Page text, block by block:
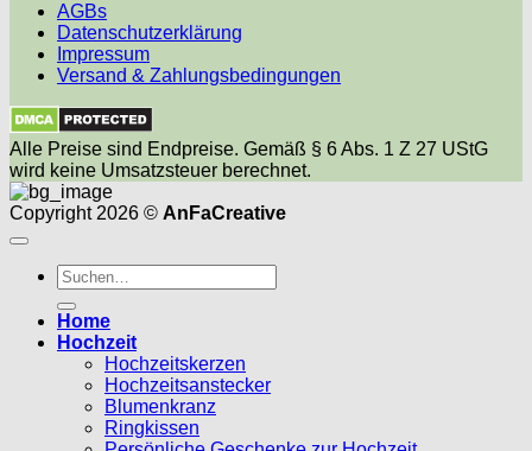
AGBs
Datenschutzerklärung
Impressum
Versand & Zahlungsbedingungen
Alle Preise sind Endpreise. Gemäß § 6 Abs. 1 Z 27 UStG
wird keine Umsatzsteuer berechnet.
Copyright 2026 © AnFaCreative
Suchen
nach:
Home
Hochzeit
Hochzeitskerzen
Hochzeitsanstecker
Blumenkranz
Ringkissen